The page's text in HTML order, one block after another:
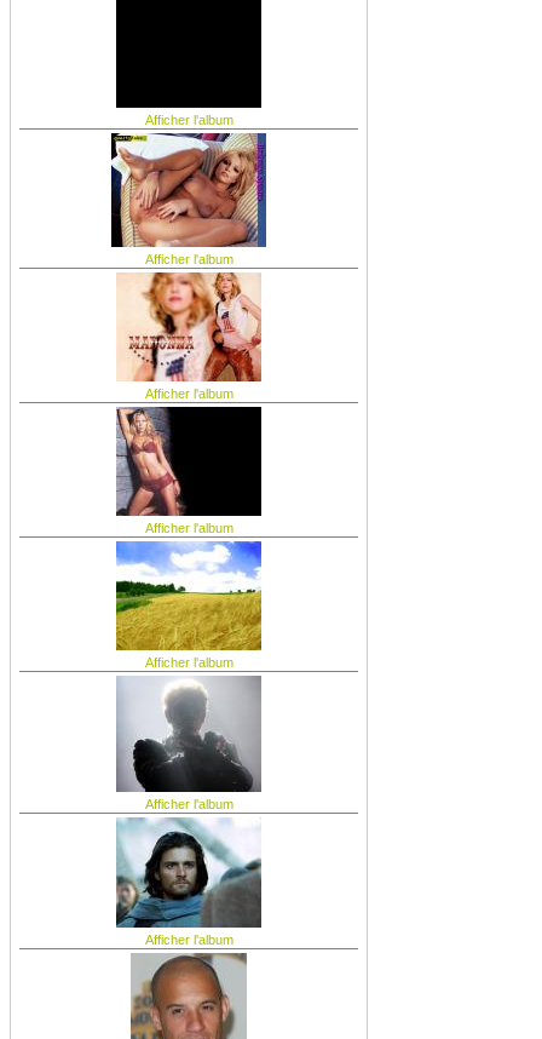
Afficher l'album
Afficher l'album
Afficher l'album
Afficher l'album
Afficher l'album
Afficher l'album
Afficher l'album